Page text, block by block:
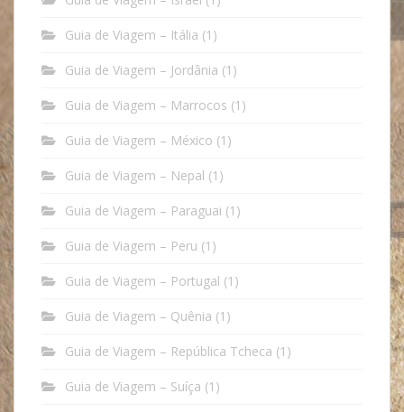
Guia de Viagem – Itália (1)
Guia de Viagem – Jordânia (1)
Guia de Viagem – Marrocos (1)
Guia de Viagem – México (1)
Guia de Viagem – Nepal (1)
Guia de Viagem – Paraguai (1)
Guia de Viagem – Peru (1)
Guia de Viagem – Portugal (1)
Guia de Viagem – Quênia (1)
Guia de Viagem – República Tcheca (1)
Guia de Viagem – Suíça (1)